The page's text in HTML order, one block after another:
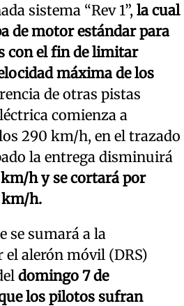
sistema “Rev 1”, la cual
de motor estándar para
con el fin de limitar
máxima de los
de otras pistas
comienza a
290 km/h, en el trazado
la entrega disminuirá
h y se cortará por
km/h.
se sumará a la
alerón móvil (DRS)
domingo 7 de
los pilotos sufran